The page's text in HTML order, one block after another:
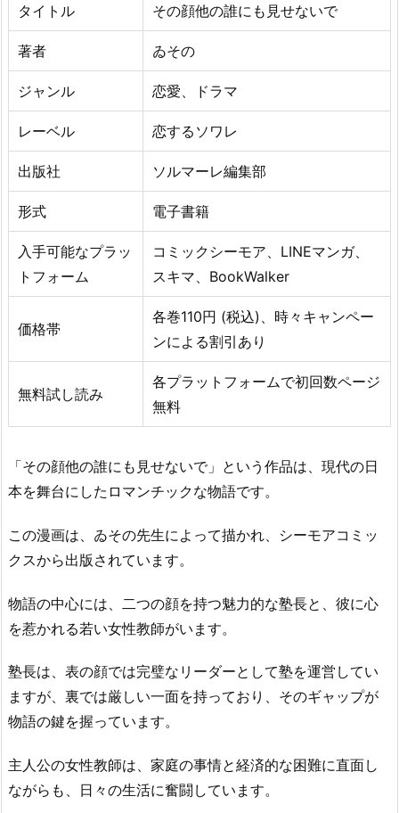
タイトル その顔他の誰にも見せないで
著者 ゐその
ジャンル 恋愛、ドラマ
レーベル 恋するソワレ
出版社 ソルマーレ編集部
形式 電子書籍
入手可能なプラッ
トフォーム
コミックシーモア、LINEマンガ、
スキマ、BookWalker
価格帯
各巻110円 (税込)、時々キャンペー
ンによる割引あり
無料試し読み
各プラットフォームで初回数ページ
無料
「その顔他の誰にも見せないで」という作品は、現代の日
本を舞台にしたロマンチックな物語です。
この漫画は、ゐその先生によって描かれ、シーモアコミッ
クスから出版されています。
物語の中心には、二つの顔を持つ魅力的な塾長と、彼に心
を惹かれる若い女性教師がいます。
塾長は、表の顔では完璧なリーダーとして塾を運営してい
ますが、裏では厳しい一面を持っており、そのギャップが
物語の鍵を握っています。
主人公の女性教師は、家庭の事情と経済的な困難に直面し
ながらも、日々の生活に奮闘しています。